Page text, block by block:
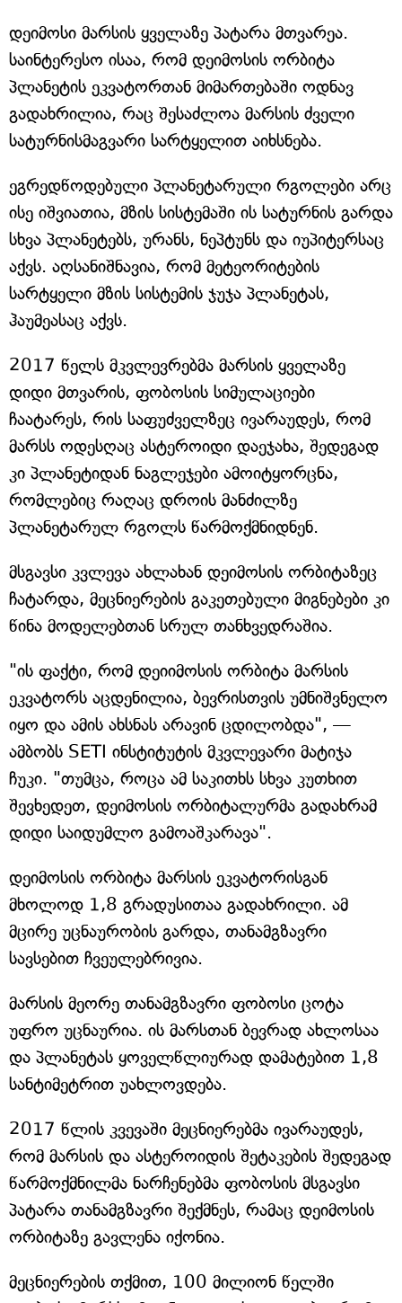
დეიმოსი მარსის ყველაზე პატარა მთვარეა.
საინტერესო ისაა, რომ დეიმოსის ორბიტა
პლანეტის ეკვატორთან მიმართებაში ოდნავ
გადახრილია, რაც შესაძლოა მარსის ძველი
სატურნისმაგვარი სარტყელით აიხსნება.
ეგრედწოდებული პლანეტარული რგოლები არც
ისე იშვიათია, მზის სისტემაში ის სატურნის გარდა
სხვა პლანეტებს, ურანს, ნეპტუნს და იუპიტერსაც
აქვს. აღსანიშნავია, რომ მეტეორიტების
სარტყელი მზის სისტემის ჯუჯა პლანეტას,
ჰაუმეასაც აქვს.
2017 წელს მკვლევრებმა მარსის ყველაზე
დიდი მთვარის, ფობოსის სიმულაციები
ჩაატარეს, რის საფუძველზეც ივარაუდეს, რომ
მარსს ოდესღაც ასტეროიდი დაეჯახა, შედეგად
კი პლანეტიდან ნაგლეჯები ამოიტყორცნა,
რომლებიც რაღაც დროის მანძილზე
პლანეტარულ რგოლს წარმოქმნიდნენ.
მსგავსი კვლევა ახლახან დეიმოსის ორბიტაზეც
ჩატარდა, მეცნიერების გაკეთებული მიგნებები კი
წინა მოდელებთან სრულ თანხვედრაშია.
"ის ფაქტი, რომ დეიიმოსის ორბიტა მარსის
ეკვატორს აცდენილია, ბევრისთვის უმნიშვნელო
იყო და ამის ახსნას არავინ ცდილობდა", —
ამბობს SETI ინსტიტუტის მკვლევარი მატიჯა
ჩუკი. "თუმცა, როცა ამ საკითხს სხვა კუთხით
შევხედეთ, დეიმოსის ორბიტალურმა გადახრამ
დიდი საიდუმლო გამოაშკარავა".
დეიმოსის ორბიტა მარსის ეკვატორისგან
მხოლოდ 1,8 გრადუსითაა გადახრილი. ამ
მცირე უცნაურობის გარდა, თანამგზავრი
სავსებით ჩვეულებრივია.
მარსის მეორე თანამგზავრი ფობოსი ცოტა
უფრო უცნაურია. ის მარსთან ბევრად ახლოსაა
და პლანეტას ყოველწლიურად დამატებით 1,8
სანტიმეტრით უახლოვდება.
2017 წლის კვევაში მეცნიერებმა ივარაუდეს,
რომ მარსის და ასტეროიდის შეტაკების შედეგად
წარმოქმნილმა ნარჩენებმა ფობოსის მსგავსი
პატარა თანამგზავრი შექმნეს, რამაც დეიმოსის
ორბიტაზე გავლენა იქონია.
მეცნიერების თქმით, 100 მილიონ წელში